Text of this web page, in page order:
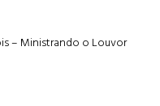
– Ministrando o Louvor